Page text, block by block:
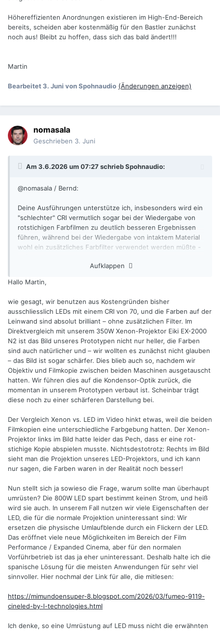
Höhereffizienten Anordnungen existieren im High-End-Bereich
bereits, scheiden aber kostenmäßig für den Bastler zunächst
noch aus! Bleibt zu hoffen, dass sich das bald ändert!!!
Martin
Bearbeitet3. Juni von Spohnaudio (Änderungen anzeigen)
nomasala
Geschrieben 3. Juni
Am 3.6.2026 um 07:27 schriebSpohnaudio:
@nomasala / Bernd:
Deine Ausführungen unterstütze ich, insbesonders wird ein
"schlechter" CRI vermutlich sogar bei der Wiedergabe von
rotstichigen Farbfilmen zu deutlich besseren Ergebnissen
führen, während bei der Wiedergabe von intaktem Material
wohl ein zusätzliches Farbfilter verwendet werden müßte -
Ich persönlich werde bei meinen weiteren Versuchen die
aus der KFZ-Fernlicht-Technik. Solche Arrays sind auf ebay
als off-the-shelf-Teile vergleichsweise günstig erhältlich:
Siehe z.B. ebay-Artikel-Nummer:
Ich habe mir so eins für weitere Experimente bestellt, es
sollte nächste Woche eintreffen. Das Ding ist durchaus
bezahlbar, über die Eigenschaften werde ich dann
berichten.
Wer sich für diese Technik (deutsches Patent von Osram
(!!!) ) interessiert, sollte einen Blick in die zugehörige
https://patentimages.storage.googleapis.com/61/14/a7/835b
19fbdc1e01/WO2018095653A1.pdf
Meine Prognose ist, dass dies wohl gegenüber
Konversions-LEDs (COB etc.) eine aussichtsreiche
Alternative auch für unsere alten Filmprojektoren sein kann,
preiswerten Superkontinuum-Laser für den Amateur
verfügbar sind. Dies ist eine Lasertechnik, die aus einem
blauen Laserstrahl ein kontinuierliches Spektrum bis in den
langwelligen Rotbereich erzeugt. Diese Technik ist seit 1976
bekannt, benutzte seinerzeit bis an die physikalische
Grenze ausgesteuerte Glasfaser-LWLs.
Forschungen zu höhereffizienten Anordnungen scheinen
bereits zu laufen!
Aufklappen
Hallo Martin,
wie gesagt, wir benutzen aus Kostengründen bisher
ausschliesslich LEDs mit einem CRI von 70, und die Farben auf der
Leinwand sind absolut brilliant – ohne zusätzlichen Filter. Im
Direktvergleich mit unserem 350W Xenon-Projektor Eiki EX-2000
N2 ist das Bild unseres Prototypen nicht nur heller, die Farben
sind auch natürlicher und – wir wollten es zunächst nicht glauben
– das Bild ist sogar schärfer. Dies blieb auch so, nachdem wir
Objektiv und Filmkopie zwischen beiden Maschinen ausgetauscht
hatten. Wir führen dies auf die Kondensor-Optik zurück, die
momentan in unserem Prototypen verbaut ist. Scheinbar trägt
diese noch zu einer schärferen Darstellung bei.
Der Vergleich Xenon vs. LED im Video hinkt etwas, weil die beiden
Filmkopien eine unterschiedliche Farbgebung hatten. Der Xenon-
Projektor links im Bild hatte leider das Pech, dass er eine rot-
stichige Kopie abspielen musste. Nichtsdestotrotz: Rechts im Bild
sieht man die Projektion unseres LED-Projektors, und ich kann
nur sagen, die Farben waren in der Realität noch besser!
Nun stellt sich ja sowieso die Frage, warum sollte man überhaupt
umrüsten? Die 800W LED spart bestimmt keinen Strom, und heiß
wird sie auch. In unserem Fall nutzen wir viele Eigenschaften der
LED, die für die normale Projektion uninteressant sind: Wir
ersetzen die physische Umlaufblende durch ein Flickern der LED.
Das eröffnet viele neue Möglichkeiten im Bereich der Film
Performance / Expanded Cinema, aber für den normalen
Vorführbetrieb ist das ja eher uninteressant. Deshalb halte ich die
spanische Lösung für die meisten Anwendungen für sehr viel
sinnvoller. Hier nochmal der Link für alle, die mitlesen:
https://mimundoensuper-8.blogspot.com/2026/03/fumeo-9119-
cineled-by-l-technologies.html
Ich denke, so eine Umrüstung auf LED muss nicht die erwähnten